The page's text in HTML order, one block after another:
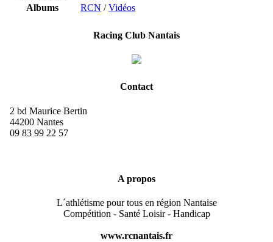
Albums
RCN /Vidéos
Racing Club Nantais
Contact
2 bd Maurice Bertin
44200 Nantes
09 83 99 22 57
A propos
L´athlétisme pour tous en région Nantaise
Compétition - Santé Loisir - Handicap
www.rcnantais.fr